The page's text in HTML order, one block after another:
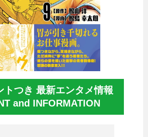
トつき 最新エンタメ情報
and INFORMATION